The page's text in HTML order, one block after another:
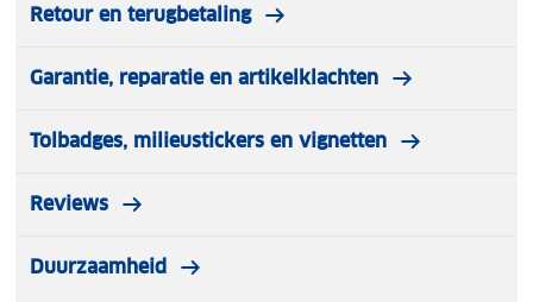
Retour en terugbetaling
Garantie, reparatie en artikelklachten
Tolbadges, milieustickers en vignetten
Reviews
Duurzaamheid